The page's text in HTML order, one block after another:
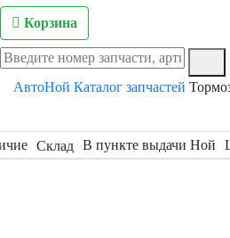
Корзина
АвтоНой Каталог запчастей
Склад В пункте выдачи Ной